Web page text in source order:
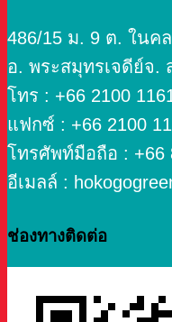
486/15 ม. 9 ต. ในค
อ. พระสมุทรเจดีย์จ.
โทร : +66 2100
แฟกซ์ : +66 2100
โทรศัพท์มือถือ : +66
อีเมลล์ :
ช่องทางติดต่อ